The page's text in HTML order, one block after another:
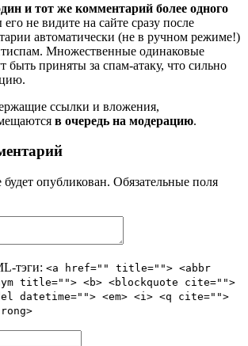
и тот же комментарий более одного
не видите на сайте сразу после
автоматически (не в ручном режиме!)
Множественные одинаковые
быть приняты за спам-атаку, что сильно
ссылки и вложения,
в очередь на модерацию.
опубликован. Обязательные поля
тэги: <a href="" title=""> <abbr
title=""> <b> <blockquote cite="">
datetime=""> <em> <i> <q cite="">